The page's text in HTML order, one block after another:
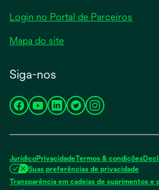
Login no Portal de Parceiros
Mapa do site
Siga-nos
abre
nova
guia
abre
nova
guia
abre
nova
guia
abre
nova
guia
abre
nova
guia
JurídicoPrivacidadeTermos & condições
Suas preferências de privacidade
Transparência em cadeias de suprimentos e